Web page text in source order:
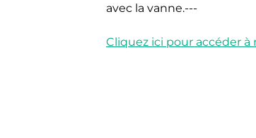
avec la vanne.---
Cliquez ici pour accéder